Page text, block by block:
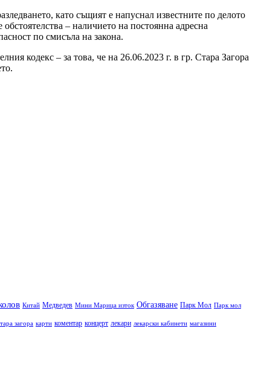
като същият е напуснал известните по делото
– наличието на постоянна адресна
по смисъла на закона.
кодекс – за това, че на 26.06.2023 г. в гр. Стара Загора
Китай Медведев Мини Марица изток Обгазяване Парк Мол Парк мол
загора карти коментар концерт лекари лекарски кабинети магазини